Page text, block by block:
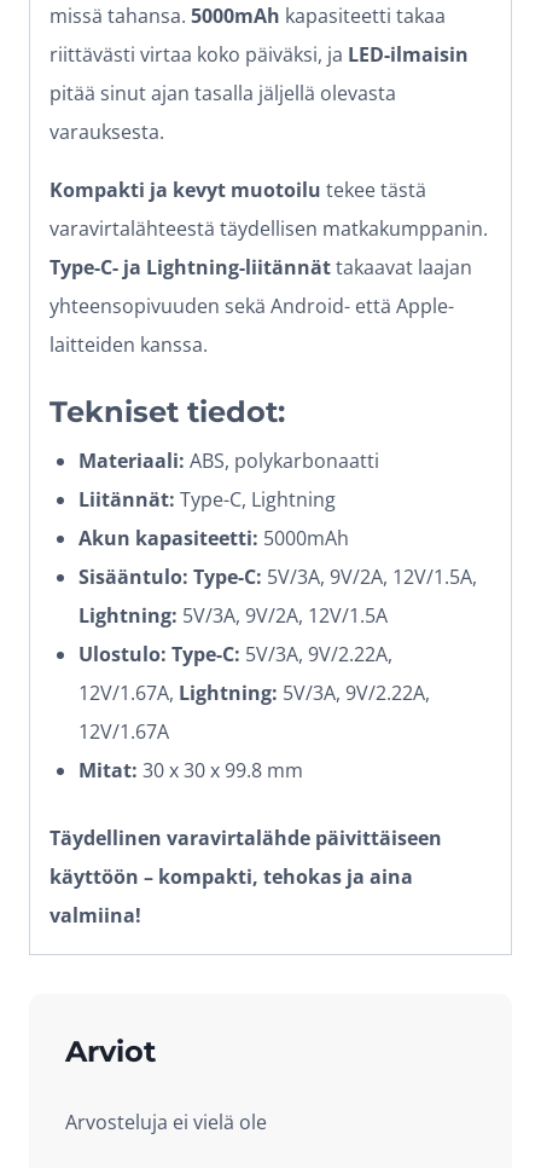
missä tahansa. 5000mAh kapasiteetti takaa
riittävästi virtaa koko päiväksi, ja LED-ilmaisin
pitää sinut ajan tasalla jäljellä olevasta
varauksesta.
Kompakti ja kevyt muotoilu tekee tästä
varavirtalähteestä täydellisen matkakumppanin.
Type-C- ja Lightning-liitännättakaavat laajan
yhteensopivuuden sekä Android- että Apple-
laitteiden kanssa.
Tekniset tiedot:
Materiaali: ABS, polykarbonaatti
Liitännät: Type-C, Lightning
Akun kapasiteetti: 5000mAh
Sisääntulo: Type-C: 5V/3A, 9V/2A, 12V/1.5A,
Lightning: 5V/3A, 9V/2A, 12V/1.5A
Ulostulo: Type-C: 5V/3A, 9V/2.22A,
12V/1.67A, Lightning: 5V/3A, 9V/2.22A,
12V/1.67A
Mitat: 30 x 30 x 99.8 mm
Täydellinen varavirtalähde päivittäiseen
käyttöön – kompakti, tehokas ja aina
valmiina!
Arviot
Arvosteluja ei vielä ole